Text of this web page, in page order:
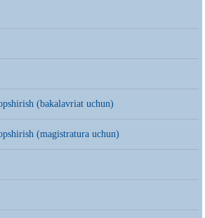
(bakalavriat uchun)
(magistratura uchun)